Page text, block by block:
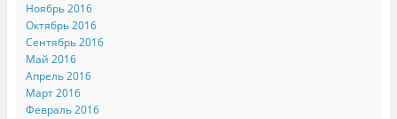
Ноябрь 2016
Октябрь 2016
Сентябрь 2016
Май 2016
Апрель 2016
Март 2016
Февраль 2016